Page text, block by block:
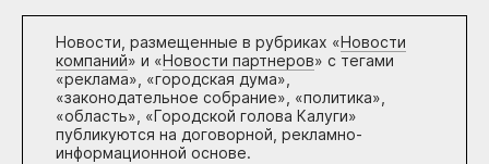
Новости, размещенные в рубриках «Новости
компаний» и «Новости партнеров» с тегами
«реклама», «городская дума»,
«законодательное собрание», «политика»,
«область», «Городской голова Калуги»
публикуются на договорной, рекламно-
информационной основе.